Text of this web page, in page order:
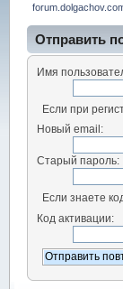
Отправить
Имя
Если при
Новый email:
Старый пароль:
Если знаете
Код активации: